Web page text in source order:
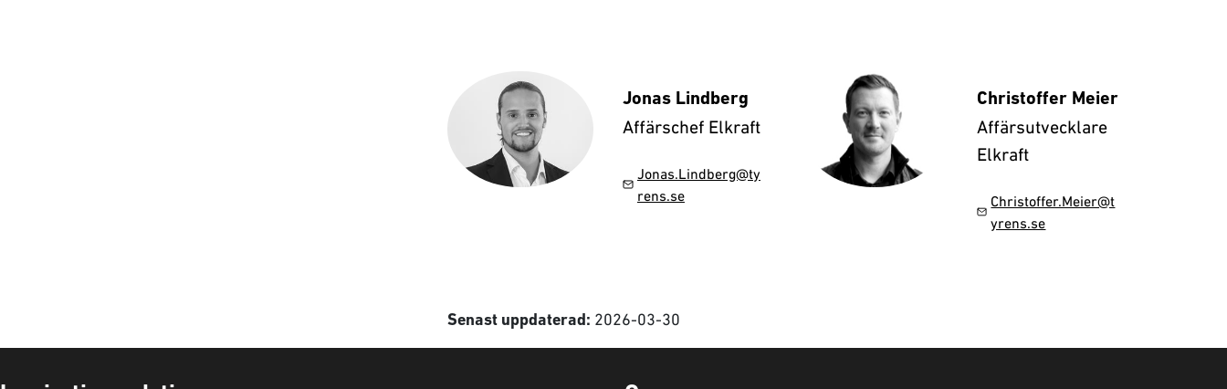
Jonas Lindberg
Affärschef Elkraft
Jonas.Lindberg@ty
rens.se
Christoffer Meier
Affärsutvecklare
Elkraft
Christoffer.Meier@t
yrens.se
Senast uppdaterad: 2026-03-30